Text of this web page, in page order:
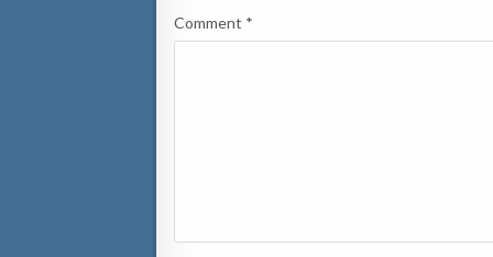
Comment *